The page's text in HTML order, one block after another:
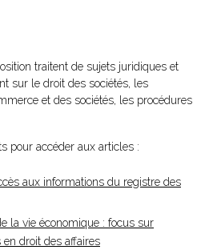
traitent de sujets juridiques et
sur le droit des sociétés, les
et des sociétés, les procédures
pour accéder aux articles :
aux informations du registre des
la vie économique : focus sur
droit des affaires